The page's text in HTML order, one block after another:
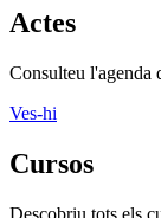
Actes
Consulteu l'agenda
Ves-hi
Cursos
Descobriu tots els